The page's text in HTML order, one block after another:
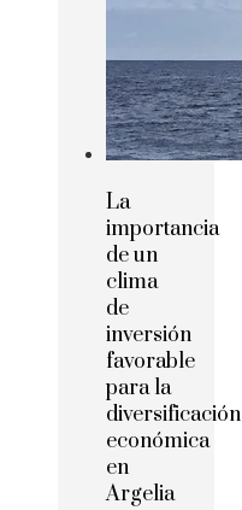
La
importancia
de un
clima
de
inversión
favorable
para la
diversificación
económica
en
Argelia